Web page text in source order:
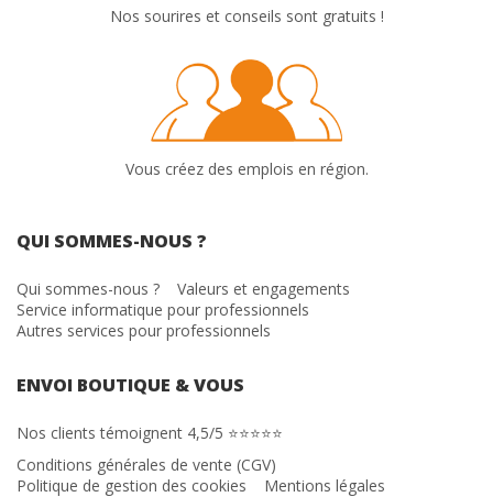
Nos sourires et conseils sont gratuits !
Vous créez des emplois en région.
QUI SOMMES-NOUS ?
Qui sommes-nous ?
Valeurs et engagements
Service informatique pour professionnels
Autres services pour professionnels
ENVOI BOUTIQUE & VOUS
Nos clients témoignent 4,5/5 ⭐⭐⭐⭐⭐
Conditions générales de vente (CGV)
Politique de gestion des cookies
Mentions légales